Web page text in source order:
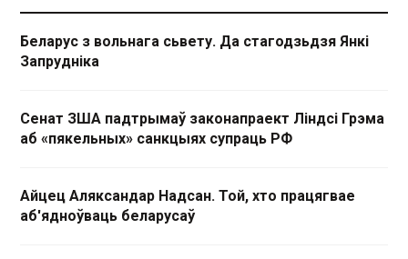
Беларус з вольнага сьвету. Да стагодзьдзя Янкі
Запрудніка
Сенат ЗША падтрымаў законапраект Ліндсі Грэма
аб «пякельных» санкцыях супраць РФ
Айцец Аляксандар Надсан. Той, хто працягвае
аб'ядноўваць беларусаў